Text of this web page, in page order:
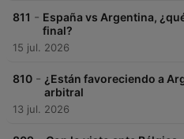
811 - España vs Argentina,
final?
15 jul. 2026
810 - ¿Están favoreciendo a
arbitral
13 jul. 2026